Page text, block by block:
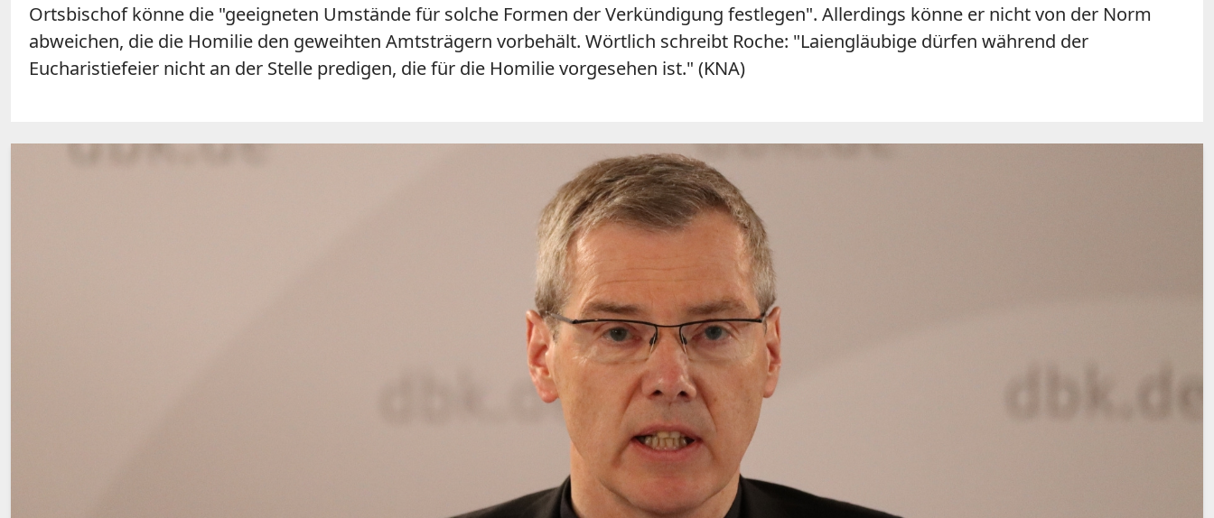
Ortsbischof könne die "geeigneten Umstände für solche Formen der Verkündigung festlegen". Allerdings könne er nicht von der Norm
abweichen, die die Homilie den geweihten Amtsträgern vorbehält. Wörtlich schreibt Roche: "Laiengläubige dürfen während der
Eucharistiefeier nicht an der Stelle predigen, die für die Homilie vorgesehen ist." (KNA)